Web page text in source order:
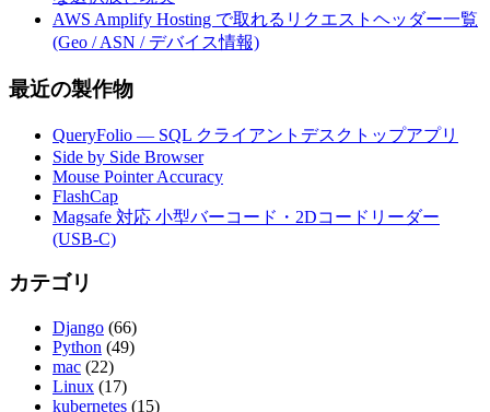
AWS Amplify Hosting で取れるリクエストヘッダー一覧
(Geo / ASN / デバイス情報)
最近の製作物
QueryFolio — SQL クライアントデスクトップアプリ
Side by Side Browser
Mouse Pointer Accuracy
FlashCap
Magsafe 対応 小型バーコード・2Dコードリーダー
(USB-C)
カテゴリ
Django (66)
Python (49)
mac (22)
Linux (17)
kubernetes (15)